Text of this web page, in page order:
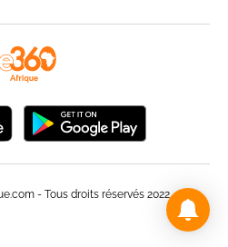
- Tous droits réservés 2022